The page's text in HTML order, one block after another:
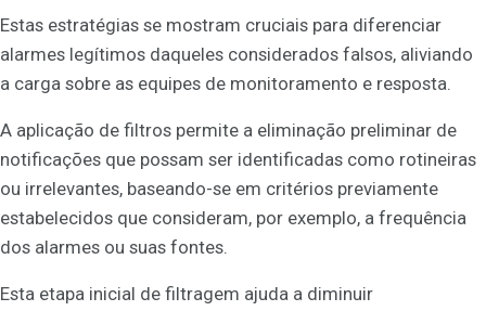
Estas estratégias se mostram cruciais para diferenciar
alarmes legítimos daqueles considerados falsos, aliviando
a carga sobre as equipes de monitoramento e resposta.
A aplicação de filtros permite a eliminação preliminar de
notificações que possam ser identificadas como rotineiras
ou irrelevantes, baseando-se em critérios previamente
estabelecidos que consideram, por exemplo, a frequência
dos alarmes ou suas fontes.
Esta etapa inicial de filtragem ajuda a diminuir